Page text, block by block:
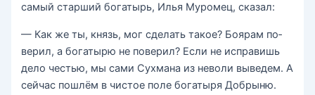
самый старший богатырь, Илья Муромец, сказал:
— Как же ты, князь, мог сделать такое? Боярам по­
верил, а богатырю не поверил? Если не исправишь
дело честью, мы сами Сухмана из неволи выведем. А
сейчас пошлём в чистое поле богатыря Добрыню.